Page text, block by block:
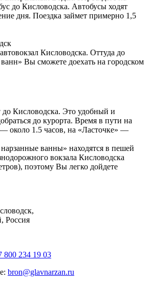
до Кисловодска. Автобусы ходят
дня. Поездка займет примерно 1,5
Кисловодска. Оттуда до
Вы сможете доехать на городском
до Кисловодска. Это удобный и
до курорта. Время в пути на
около 1.5 часов, на «Ласточке» —
ванны» находятся в пешей
вокзала Кисловодска
поэтому Вы легко дойдете
Россия
800 234 19 03
bron@glavnarzan.ru